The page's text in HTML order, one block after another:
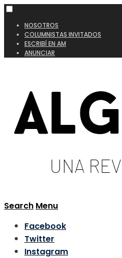
NOSOTROS
COLUMNISTAS INVITADOS
ESCRIBÍ EN AM
ANUNCIAR
Search Menu
Facebook
Twitter
Instagram